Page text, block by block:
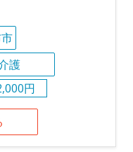
護
円